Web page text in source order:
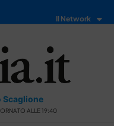
Il Network
Scaglione
ALLE 19:40